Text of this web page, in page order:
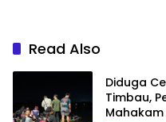
Read Also
Diduga
Timbau,
Mahakam